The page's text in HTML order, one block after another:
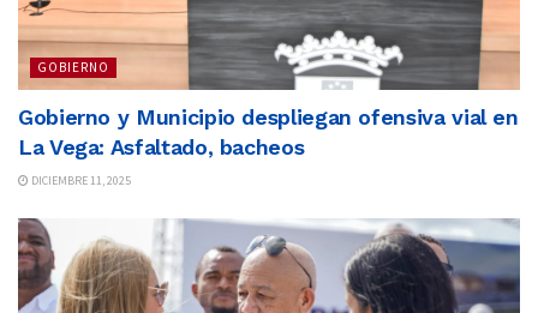
GOBIERNO
Gobierno y Municipio despliegan ofensiva vial en
La Vega: Asfaltado, bacheos
DICIEMBRE 11, 2025